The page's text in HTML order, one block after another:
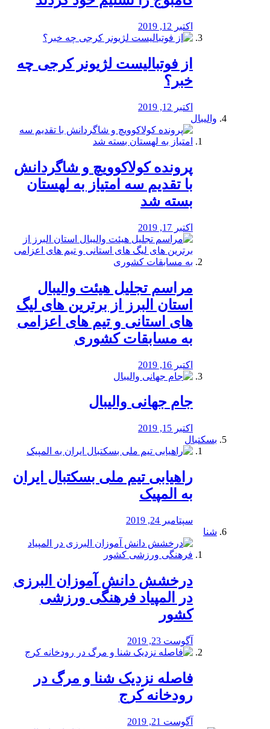
اکتبر 12, 2019
از فوتبالیست لژیونر کرجی چه
خبر؟
اکتبر 12, 2019
والیبال
پرونده کولاکوویچ و شاگردانش
با تقدیم سه امتیاز به لهستان
بسته شد
اکتبر 17, 2019
مراسم تجلیل هیئت والیبال
استان البرز از برترین های لیگ
های استانی و تیم های اعزامی
به مسابقات کشوری
اکتبر 16, 2019
جام جهانی والیبال
اکتبر 15, 2019
بسکتبال
راهیابی تیم ملی بسکتبال ایران
به المپیک
سپتامبر 24, 2019
شنا
درخشش دانش آموزان البرزی
در المپیاد فرهنگی ورزشی
کشور
آگوست 23, 2019
️فاصله نزدیک شنا و مرگ در
رودخانه کرج
آگوست 21, 2019